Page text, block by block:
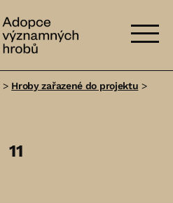
významných
> Hroby zařazené do projektu >
11